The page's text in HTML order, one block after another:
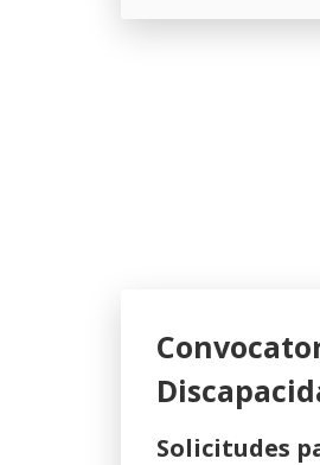
Solicitudes